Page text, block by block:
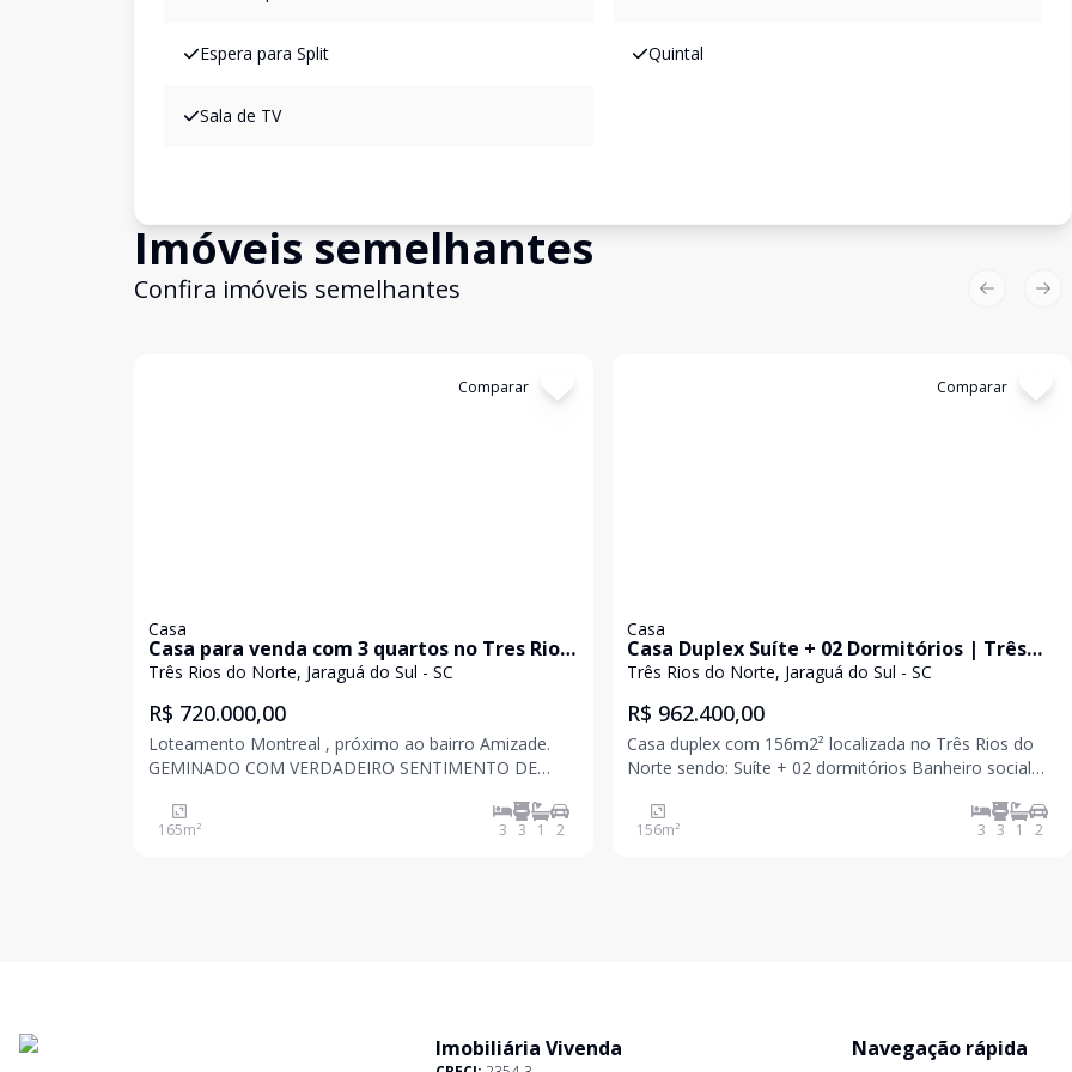
Espera para Split Quintal
Sala de TV
Imóveis semelhantes
Confira imóveis semelhantes
Comparar
Casa
Casa para venda com 3 quartos no Tres Rios
do Norte em Jaraguá do Sul
Três Rios do Norte, Jaraguá do Sul - SC
R$ 720.000,00
Loteamento Montreal , próximo ao bairro Amizade.
GEMINADO COM VERDADEIRO SENTIMENTO DE
espaço e praticidade para sua família, este lindo
geminado vai te surpreender! O imóvel conta com: 1
165m² 3 3 1 2
Comparar
Casa
Casa Duplex Suíte + 02 Dormitórios | Três
Rios do Norte - Jaraguá do Sul
Três Rios do Norte, Jaraguá do Sul - SC
R$ 962.400,00
Casa duplex com 156m2² localizada no Três Rios do
Norte sendo: Suíte + 02 dormitórios Banheiro social
churrasqueira Piscina 02 vagas de garagem lado a lado
Excelente acabamento com: Gesso Rebaixado e
156m² 3 3 1 2
Previous
Imobiliária Vivenda Navegação rápida